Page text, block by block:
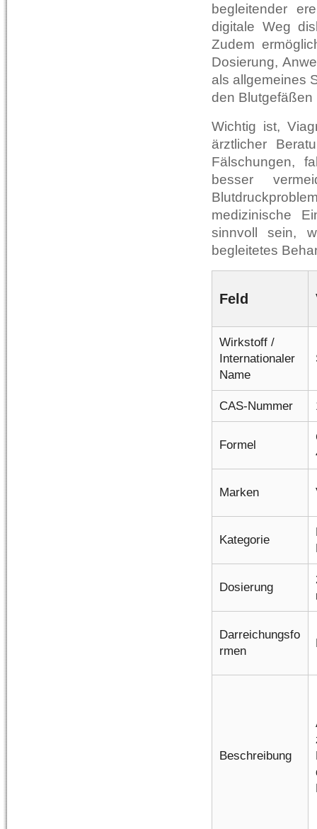
begleitender
digitale Weg
Zudem
Dosierung,
als allgemeines
den Blutgefäßen
Wichtig ist,
ärztlicher
Fälschungen,
besser
medizinische
sinnvoll sein,
begleitetes
Feld
Wirkstoff /
Internationaler
Name
CAS-Nummer
Formel
Marken
Kategorie
Dosierung
Darreichungsfo
rmen
Beschreibung